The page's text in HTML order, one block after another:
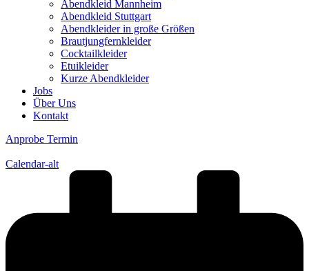
Abendkleid Mannheim
Abendkleid Stuttgart
Abendkleider in große Größen
Brautjungfernkleider
Cocktailkleider
Etuikleider
Kurze Abendkleider
Jobs
Über Uns
Kontakt
Anprobe Termin
Calendar-alt